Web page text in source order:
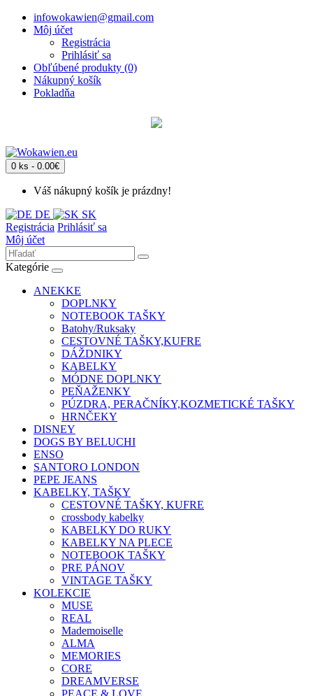
infowokawien@gmail.com
Môj účet
Registrácia
Prihlásiť sa
Obľúbené produkty (0)
Nákupný košík
Pokladňa
0 ks - 0.00€
Váš nákupný košík je prázdny!
DE
SK
Registrácia Prihlásiť sa
Môj účet
Kategórie
ANEKKE
DOPLNKY
NOTEBOOK TAŠKY
Batohy/Ruksaky
CESTOVNÉ TAŠKY,KUFRE
DÁŽDNIKY
KABELKY
MÓDNE DOPLNKY
PEŇAŽENKY
PÚZDRA, PERAČNÍKY,KOZMETICKÉ TAŠKY
HRNČEKY
DISNEY
DOGS BY BELUCHI
ENSO
SANTORO LONDON
PEPE JEANS
KABELKY, TAŠKY
CESTOVNÉ TAŠKY, KUFRE
crossbody kabelky
KABELKY DO RUKY
KABELKY NA PLECE
NOTEBOOK TAŠKY
PRE PÁNOV
VINTAGE TAŠKY
KOLEKCIE
MUSE
REAL
Mademoiselle
ALMA
MEMORIES
CORE
DREAMVERSE
PEACE & LOVE